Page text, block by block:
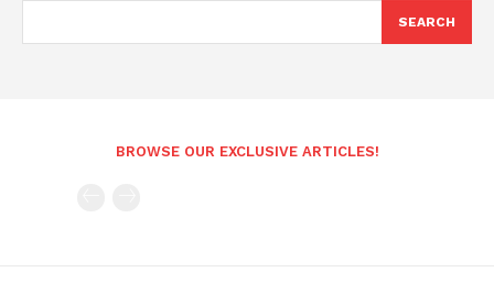
SEARCH
BROWSE OUR EXCLUSIVE ARTICLES!